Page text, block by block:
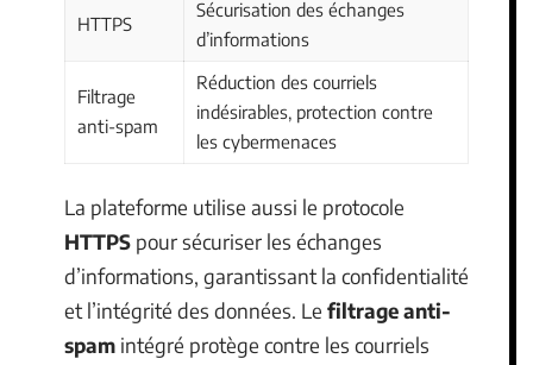
HTTPS
Sécurisation des échanges
d’informations
Filtrage
anti-spam
Réduction des courriels
indésirables, protection contre
les cybermenaces
La plateforme utilise aussi le protocole
HTTPS pour sécuriser les échanges
d’informations, garantissant la confidentialité
et l’intégrité des données. Le filtrage anti-
spam intégré protège contre les courriels